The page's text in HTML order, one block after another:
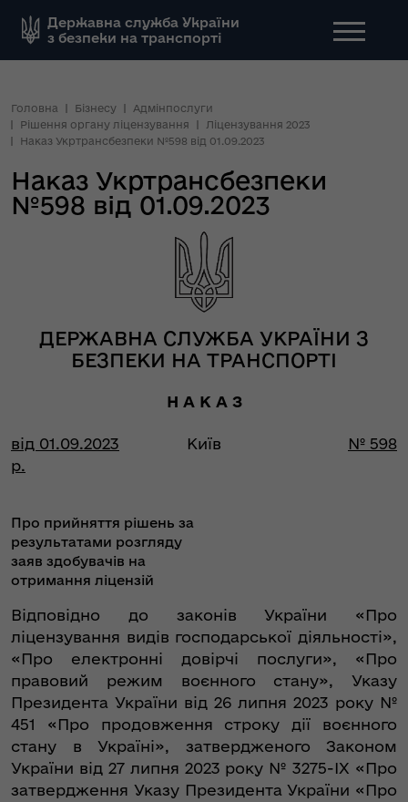
Державна служба України
з безпеки на транспорті
Головна Бізнесу
Адмінпослуги
Рішення органу ліцензування
Ліцензування 2023
Наказ Укртрансбезпеки №598 від 01.09.2023
Наказ Укртрансбезпеки
№598 від 01.09.2023
ДЕРЖАВНА СЛУЖБА УКРАЇНИ З
БЕЗПЕКИ НА ТРАНСПОРТІ
Н А К А З
від 01.09.2023
р.
Київ № 598
Про прийняття рішень за
результатами розгляду
заяв здобувачів на
отримання ліцензій
Відповідно до законів України «Про
ліцензування видів господарської діяльності»,
«Про електронні довірчі послуги», «Про
правовий режим воєнного стану», Указу
Президента України від 26 липня 2023 року №
451 «Про продовження строку дії воєнного
стану в Україні», затвердженого Законом
України від 27 липня 2023 року № 3275-IX «Про
затвердження Указу Президента України «Про